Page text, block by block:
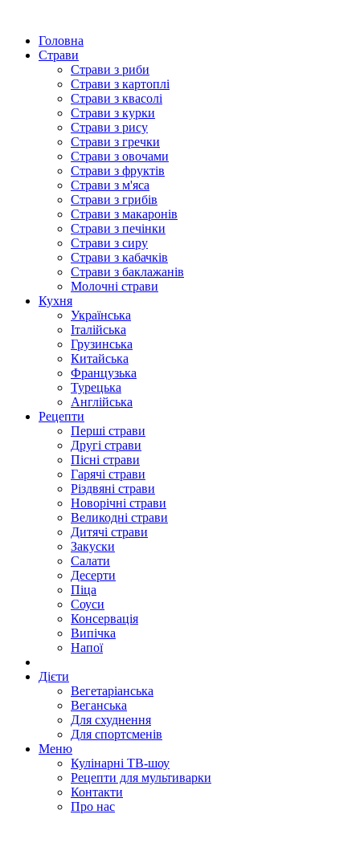
Головна
Страви
Страви з риби
Страви з картоплі
Страви з квасолі
Страви з курки
Страви з рису
Страви з гречки
Страви з овочами
Страви з фруктів
Страви з м'яса
Страви з грибів
Страви з макаронів
Страви з печінки
Страви з сиру
Страви з кабачків
Страви з баклажанів
Молочні страви
Кухня
Українська
Італійська
Грузинська
Китайська
Французька
Турецька
Англійська
Рецепти
Перші страви
Другі страви
Пісні страви
Гарячі страви
Різдвяні страви
Новорічні страви
Великодні страви
Дитячі страви
Закуски
Салати
Десерти
Піца
Соуси
Консервація
Випічка
Напої
Дієти
Вегетаріанська
Веганська
Для схуднення
Для спортсменів
Меню
Кулінарні ТВ-шоу
Рецепти для мультиварки
Контакти
Про нас